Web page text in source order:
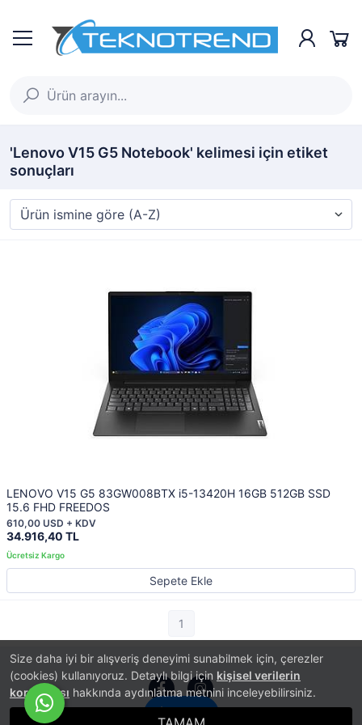
Size daha iyi bir alışveriş deneyimi sunabilmek için, çerezler
(cookies) kullanıyoruz. Detaylı bilgi için kişisel verilerin
korunması hakkında aydınlatma metnini inceleyebilirsiniz.
'Lenovo V15 G5 Notebook' kelimesi için etiket
sonuçları
LENOVO V15 G5 83GW008BTX i5-13420H 16GB 512GB SSD
15.6 FHD FREEDOS
34.916,40 TL
610,00 USD + KDV
Sepete Ekle
1
İletişim